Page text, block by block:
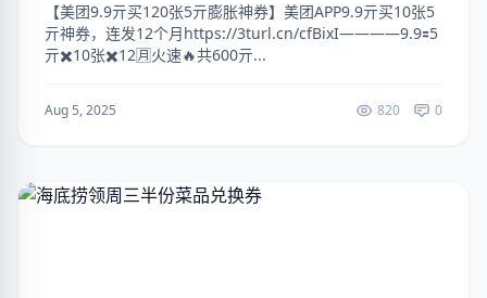
【美团9.9亓买120张5亓膨胀神券】美团APP9.9亓买10张5
亓神券，连发12个月https://3turl.cn/cfBixI————9.9🟰5
亓✖️10张✖️12🈷️火速🔥共600亓...
Aug 5, 2025 820 0